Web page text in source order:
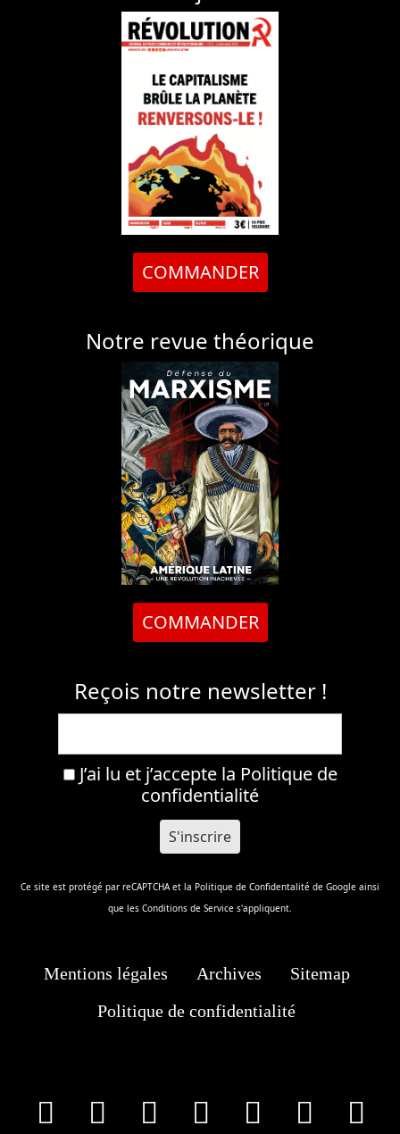
COMMANDER
Notre revue théorique
COMMANDER
Reçois notre newsletter !
J’ai lu et j’accepte laPolitique de
que les Conditions de Services'appliquent.
Archives
facebook
X Instagram
Youtube
Tik Tok